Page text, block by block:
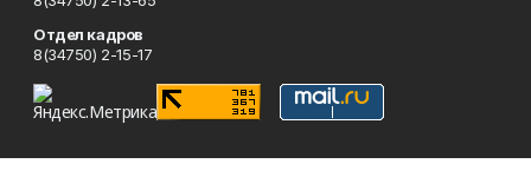
Отдел кадров
8(34750) 2-15-17